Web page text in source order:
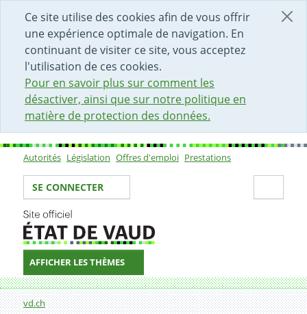
Ce site utilise des cookies afin de vous offrir
une expérience optimale de navigation. En
continuant de visiter ce site, vous acceptez
l'utilisation de ces cookies.
Pour en savoir plus sur comment les
désactiver, ainsi que sur notre politique en
matière de protection des données.
DÉBUT DU CONTENU DE LA PAGE
ACCÈS AU CHAMP DE RECHERCHE
PAGE D'ACCUEIL
FORMULAIRE DE CONTACT
Sous-navigation
Autorités Législation Offres d'emploi Prestations
Votre identité
SE CONNECTER
AFFICHER LES THÈMES
Fil d'Ariane
vd.ch
Département de la santé et de l'action sociale (DSAS)